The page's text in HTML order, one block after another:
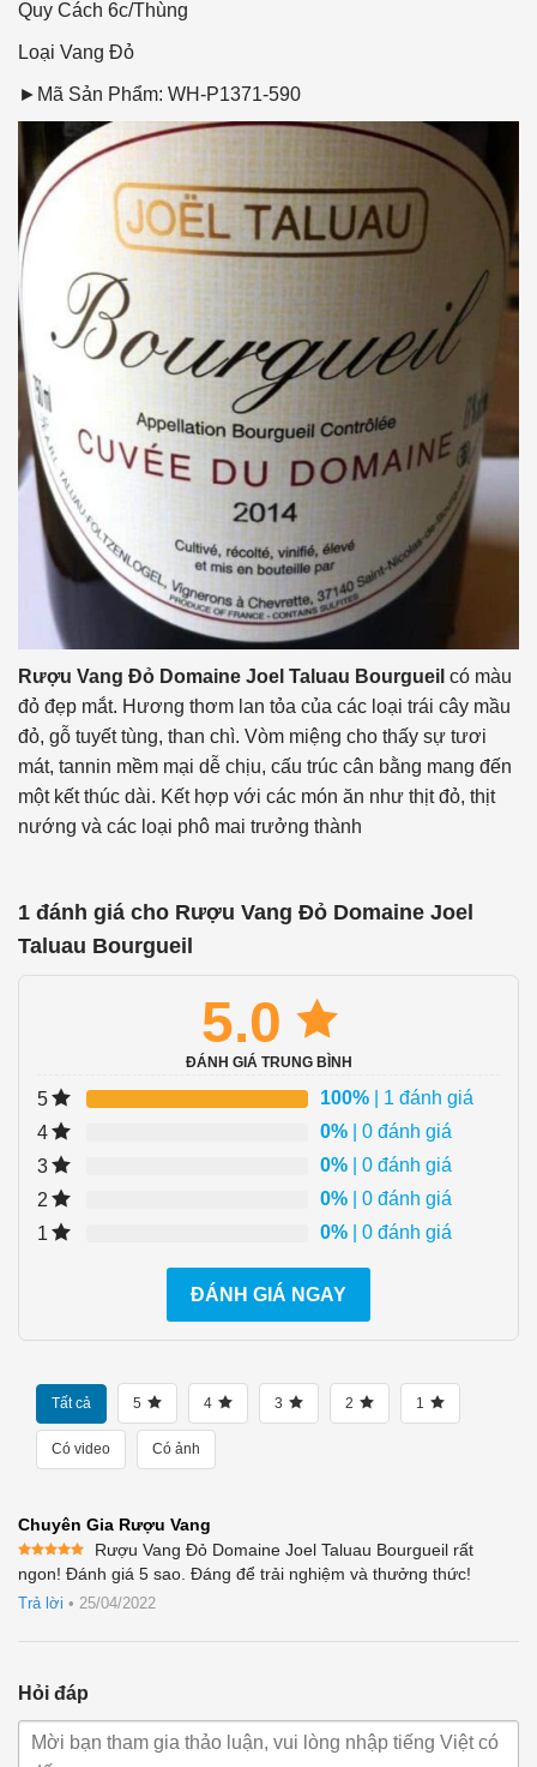
Quy Cách 6c/Thùng
Loại Vang Đỏ
►Mã Sản Phẩm: WH-P1371-590
Rượu Vang Đỏ Domaine Joel Taluau Bourgueil có màu
đỏ đẹp mắt. Hương thơm lan tỏa của các loại trái cây mầu
đỏ, gỗ tuyết tùng, than chì. Vòm miệng cho thấy sự tươi
mát, tannin mềm mại dễ chịu, cấu trúc cân bằng mang đến
một kết thúc dài. Kết hợp với các món ăn như thịt đỏ, thịt
nướng và các loại phô mai trưởng thành
1 đánh giá cho Rượu Vang Đỏ Domaine Joel
Taluau Bourgueil
5.0
ĐÁNH GIÁ TRUNG BÌNH
5 100% | 1 đánh giá
4
0% | 0 đánh giá
3
0% | 0 đánh giá
2
0% | 0 đánh giá
1
0% | 0 đánh giá
ĐÁNH GIÁ NGAY
Tất cả 5 4 3 2 1
Có video Có ảnh
Chuyên Gia Rượu Vang
Được xếp
hạng5 5
sao
Rượu Vang Đỏ Domaine Joel Taluau Bourgueil rất
ngon! Đánh giá 5 sao. Đáng để trải nghiệm và thưởng thức!
Trả lời • 25/04/2022
Hỏi đáp